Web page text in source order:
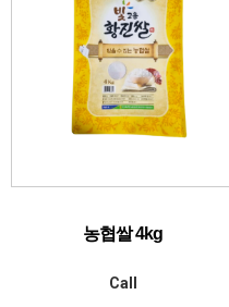
농협쌀 4kg
Call